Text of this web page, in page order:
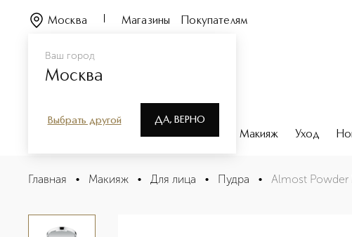
Ваш город
Москва
Выбрать другой ДА, ВЕРНО
Москва Магазины Покупателям
Парфюмерия Макияж Уход
Almost Powder Make-up Легкая компактная пудра с
Описание
Главная • Макияж • Для лица • Пудра • Almost Powder